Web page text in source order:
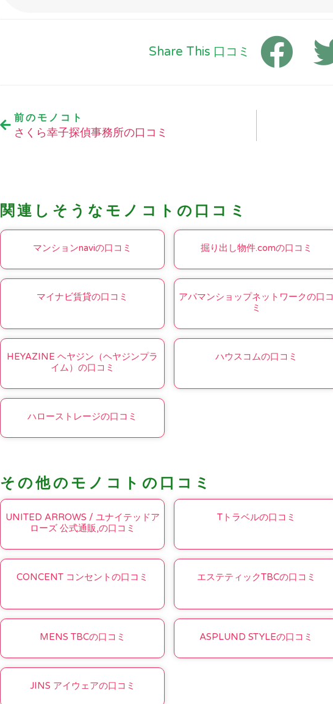
Share This 口コミ
前のモノコト
さくら幸子探偵事務所の口コミ
関連しそうなモノコトの口コミ
マンションnaviの口コミ 掘り出し物件.comの口コミ
マイナビ賃貸の口コミ
アパマンショップネットワークの口コ
ミ
HEYAZINE ヘヤジン（ヘヤジンプラ
イム）の口コミ
ハウスコムの口コミ
ハローストレージの口コミ
その他のモノコトの口コミ
UNITED ARROWS / ユナイテッドア
ローズ 公式通販,の口コミ
Tトラベルの口コミ
CONCENT コンセントの口コミ エステティックTBCの口コミ
MENS TBCの口コミ ASPLUND STYLEの口コミ
JINS アイウェアの口コミ